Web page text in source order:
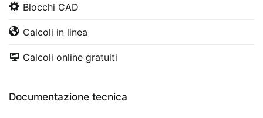
Blocchi CAD
Calcoli in linea
Calcoli online gratuiti
Documentazione tecnica